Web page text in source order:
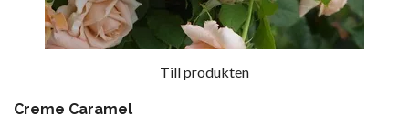
Till produkten
Creme Caramel